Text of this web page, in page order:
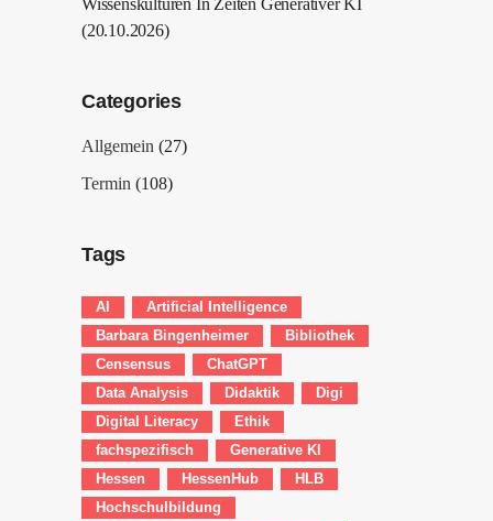
Wissenskulturen In Zeiten Generativer KI
(20.10.2026)
Categories
Allgemein (27)
Termin (108)
Tags
AI
Artificial Intelligence
Barbara Bingenheimer
Bibliothek
Censensus
ChatGPT
Data Analysis
Didaktik
Digi
Digital Literacy
Ethik
fachspezifisch
Generative KI
Hessen
HessenHub
HLB
Hochschulbildung